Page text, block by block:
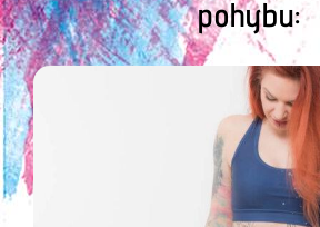
pohybu: